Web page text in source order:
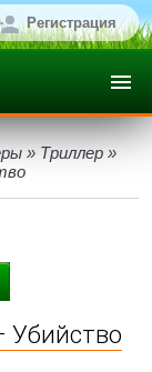
Регистрация
» Триллер »
Убийство